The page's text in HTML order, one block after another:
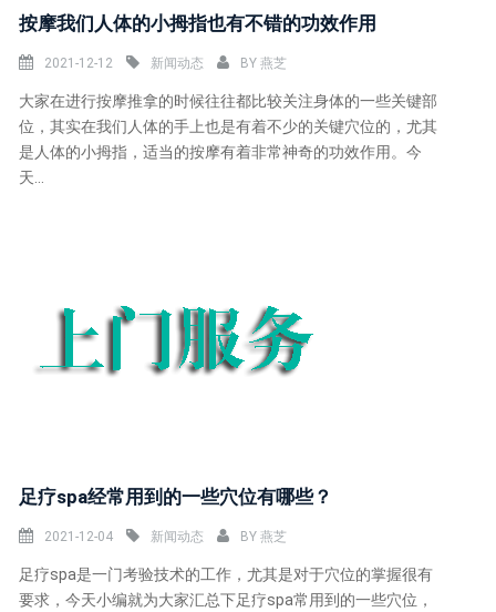
按摩我们人体的小拇指也有不错的功效作用
2021-12-12 新闻动态 BY燕芝
大家在进行按摩推拿的时候往往都比较关注身体的一些关键部
位，其实在我们人体的手上也是有着不少的关键穴位的，尤其
是人体的小拇指，适当的按摩有着非常神奇的功效作用。今
天...
足疗spa经常用到的一些穴位有哪些？
2021-12-04 新闻动态 BY燕芝
足疗spa是一门考验技术的工作，尤其是对于穴位的掌握很有
要求，今天小编就为大家汇总下足疗spa常用到的一些穴位，